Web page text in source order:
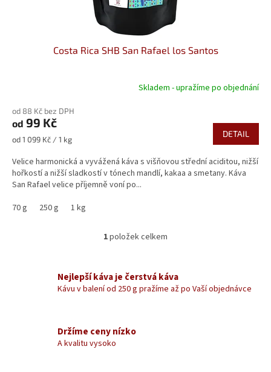
Costa Rica SHB San Rafael los Santos
Skladem - upražíme po objednání
od 88 Kč bez DPH
od 99 Kč
Měrná
od 1 099 Kč / 1 kg
DETAIL
Velice harmonická a vyvážená káva s višňovou střední aciditou, nižší
hořkostí a nižší sladkostí v tónech mandlí, kakaa a smetany. Káva
San Rafael velice příjemně voní po...
70 g
250 g 1 kg
O
á
d
p
1položek celkem
Nejlepší káva je čerstvá káva
Kávu v balení od 250 g pražíme až po Vaší objednávce
Držíme ceny nízko
A kvalitu vysoko